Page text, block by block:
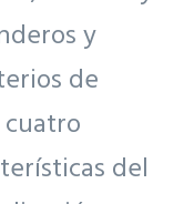
y
de
del